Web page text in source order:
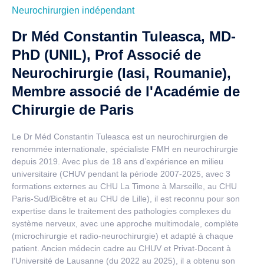
Neurochirurgien indépendant
Dr Méd Constantin Tuleasca, MD-
PhD (UNIL), Prof Associé de
Neurochirurgie (Iasi, Roumanie),
Membre associé de l'Académie de
Chirurgie de Paris
Le Dr Méd Constantin Tuleasca est un neurochirurgien de
renommée internationale, spécialiste FMH en neurochirurgie
depuis 2019. Avec plus de 18 ans d’expérience en milieu
universitaire (CHUV pendant la période 2007-2025, avec 3
formations externes au CHU La Timone à Marseille, au CHU
Paris-Sud/Bicêtre et au CHU de Lille), il est reconnu pour son
expertise dans le traitement des pathologies complexes du
système nerveux, avec une approche multimodale, complète
(microchirurgie et radio-neurochirurgie) et adapté à chaque
patient. Ancien médecin cadre au CHUV et Privat-Docent à
l’Université de Lausanne (du 2022 au 2025), il a obtenu son